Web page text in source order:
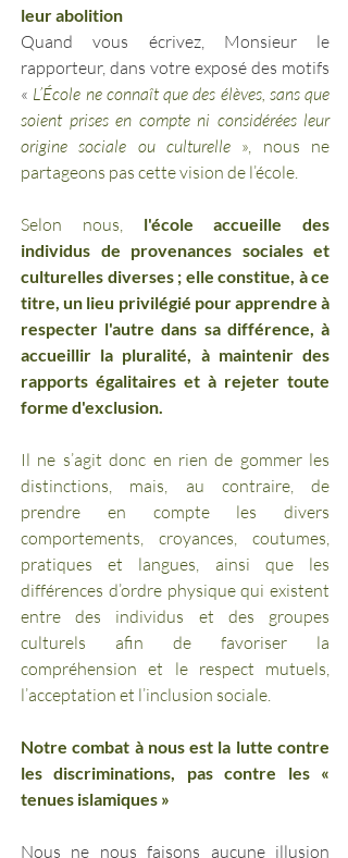
leur abolition
Quand vous écrivez, Monsieur le
rapporteur, dans votre exposé des motifs
« L’École ne connaît que des élèves, sans que
soient prises en compte ni considérées leur
origine sociale ou culturelle », nous ne
partageons pas cette vision de l’école.
Selon nous, l'école accueille des
individus de provenances sociales et
culturelles diverses ; elle constitue, à ce
titre, un lieu privilégié pour apprendre à
respecter l'autre dans sa différence, à
accueillir la pluralité, à maintenir des
rapports égalitaires et à rejeter toute
forme d'exclusion.
Il ne s’agit donc en rien de gommer les
distinctions, mais, au contraire, de
prendre en compte les divers
comportements, croyances, coutumes,
pratiques et langues, ainsi que les
différences d’ordre physique qui existent
entre des individus et des groupes
culturels afin de favoriser la
compréhension et le respect mutuels,
l’acceptation et l’inclusion sociale.
Notre combat à nous est la lutte contre
les discriminations, pas contre les «
tenues islamiques »
Nous ne nous faisons aucune illusion